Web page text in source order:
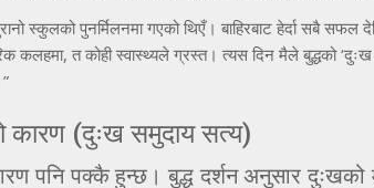
स्कुलको पुनर्मिलनमा गएको थिएँ। बाहिरबाट हेर्दा सबै सफल
कलहमा, त कोही स्वास्थ्यले ग्रस्त। त्यस दिन मैले बुद्धको
कारण (दुःख समुदाय सत्य)
पनि पक्कै हुन्छ। बुद्ध दर्शन अनुसार